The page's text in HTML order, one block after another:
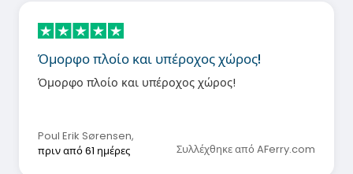
Όμορφο πλοίο και υπέροχος χώρος!
Όμορφο πλοίο και υπέροχος χώρος!
Poul Erik Sørensen,
πριν από 61 ημέρες
Συλλέχθηκε από AFerry.com